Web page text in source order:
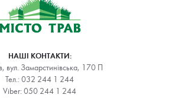
НАШІ КОНТАКТИ:
вул. Замарстинівська, 170 П
Тел.: 032 244 1 244
Viber: 050 244 1 244